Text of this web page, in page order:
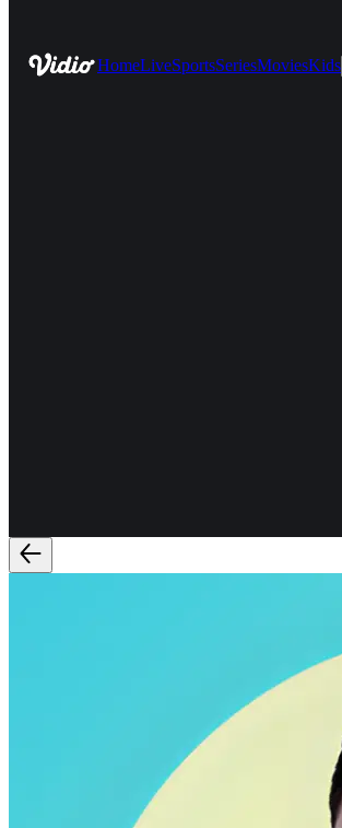
HomeLiveSportsSeriesMoviesKids